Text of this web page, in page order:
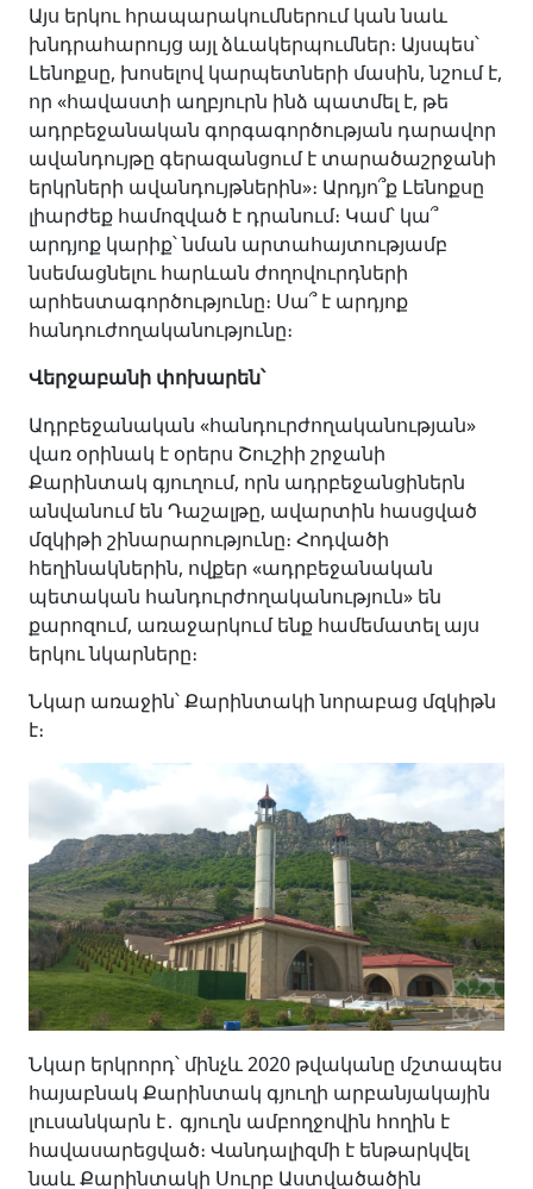
Այս երկու հրապարակումներում կան նաև
խնդրահարույց այլ ձևակերպումներ։ Այսպես՝
Լենոքսը, խոսելով կարպետների մասին, նշում է,
որ «հավաստի աղբյուրն ինձ պատմել է, թե
ադրբեջանական գորգագործության դարավոր
ավանդույթը գերազանցում է տարածաշրջանի
երկրների ավանդույթներին»։ Արդյո՞ք Լենոքսը
լիարժեք համոզված է դրանում։ Կամ՝ կա՞
արդյոք կարիք՝ նման արտահայտությամբ
նսեմացնելու հարևան ժողովուրդների
արհեստագործությունը։ Սա՞ է արդյոք
հանդուժողականությունը։
Վերջաբանի փոխարեն՝
Ադրբեջանական «հանդուրժողականության»
վառ օրինակ է օրերս Շուշիի շրջանի
Քարինտակ գյուղում, որն ադրբեջանցիներն
անվանում են Դաշալթը, ավարտին հասցված
մզկիթի շինարարությունը։ Հոդվածի
հեղինակներին, ովքեր «ադրբեջանական
պետական հանդուրժողականություն» են
քարոզում, առաջարկում ենք համեմատել այս
երկու նկարները։
Նկար առաջին՝ Քարինտակի նորաբաց մզկիթն
է։
Նկար երկրորդ՝ մինչև 2020 թվականը մշտապես
հայաբնակ Քարինտակ գյուղի արբանյակային
լուսանկարն է․ գյուղն ամբողջովին հողին է
հավասարեցված։ Վանդալիզմի է ենթարկվել
նաև Քարինտակի Սուրբ Աստվածածին